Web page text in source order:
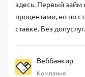
здесь. Первый займ
процентами, но по
ставке. Без
Веббанкир
Компания